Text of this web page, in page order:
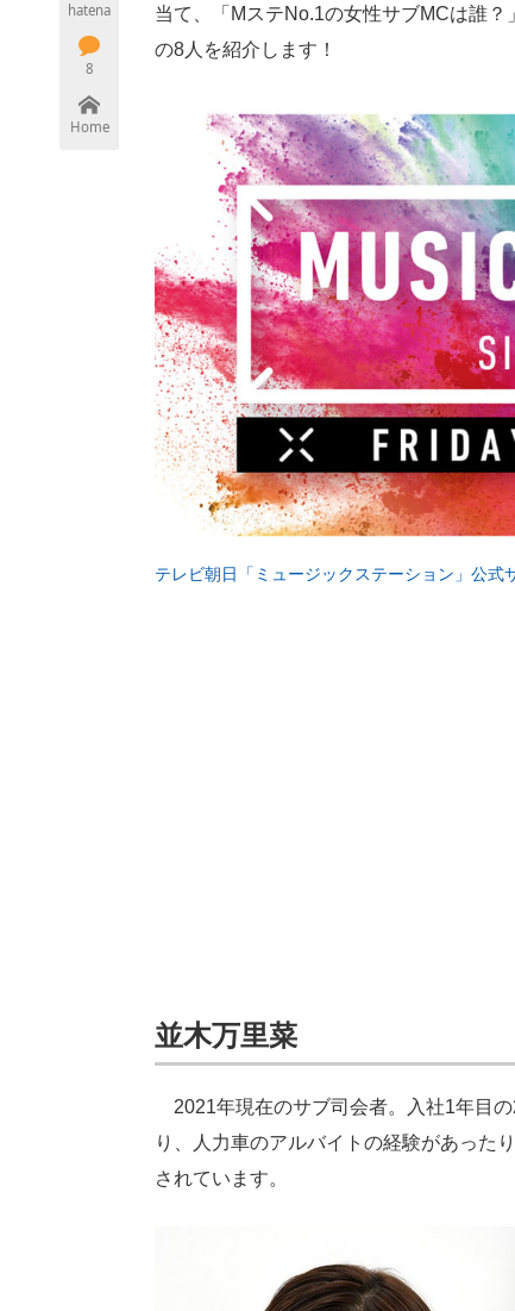
hatena
8
Home
当て、「MステNo.1の女性サブMCは誰
の8人を紹介します！
テレビ朝日「ミュージックステーション」公式
並木万里菜
2021年現在のサブ司会者。入社1年目
り、人力車のアルバイトの経験があった
されています。